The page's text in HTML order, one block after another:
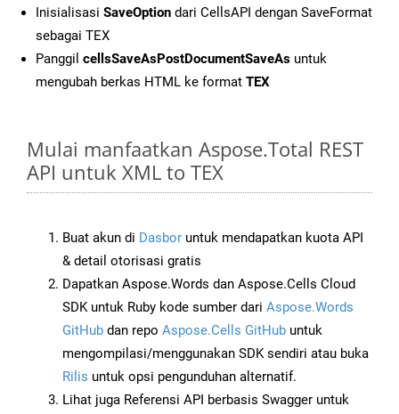
Inisialisasi SaveOption dari CellsAPI dengan SaveFormat
sebagai TEX
Panggil cellsSaveAsPostDocumentSaveAs untuk
mengubah berkas HTML ke format TEX
Mulai manfaatkan Aspose.Total REST
API untuk XML to TEX
Buat akun di Dasbor untuk mendapatkan kuota API
& detail otorisasi gratis
Dapatkan Aspose.Words dan Aspose.Cells Cloud
SDK untuk Ruby kode sumber dari Aspose.Words
GitHub dan repo Aspose.Cells GitHub untuk
mengompilasi/menggunakan SDK sendiri atau buka
Rilis untuk opsi pengunduhan alternatif.
Lihat juga Referensi API berbasis Swagger untuk